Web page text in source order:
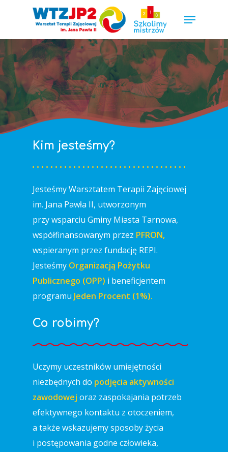
Hit enter to search or ESC to close
Kim jesteśmy?
Jesteśmy Warsztatem Terapii Zajęciowej
im. Jana Pawła II, utworzonym
przy wsparciu Gminy Miasta Tarnowa,
współfinansowanym przez PFRON,
wspieranym przez fundację REPI.
Jesteśmy Organizacją Pożytku
Publicznego (OPP) i beneficjentem
programu Jeden Procent (1%).
Co robimy?
Uczymy uczestników umiejętności
niezbędnych do podjęcia aktywności
zawodowej oraz zaspokajania potrzeb
efektywnego kontaktu z otoczeniem,
a także wskazujemy sposoby życia
i postępowania godne człowieka,